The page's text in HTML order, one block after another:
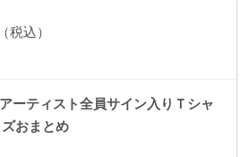
税込）
ティスト全員サイン入りＴシャ
おまとめ